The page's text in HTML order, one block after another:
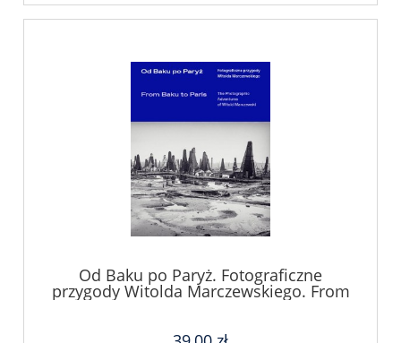
Od Baku po Paryż. Fotograficzne
przygody Witolda Marczewskiego. From
Baku to Paris. The Photographic